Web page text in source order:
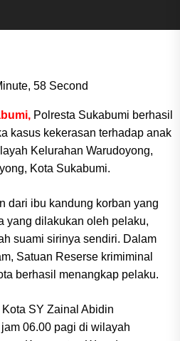
58 Second
Polresta Sukabumi berhasil
kasus kekerasan terhadap anak
Kelurahan Warudoyong,
Kota Sukabumi.
dari ibu kandung korban yang
yang dilakukan oleh pelaku,
suami sirinya sendiri. Dalam
Satuan Reserse krimiminal
berhasil menangkap pelaku.
SY Zainal Abidin
06.00 pagi di wilayah